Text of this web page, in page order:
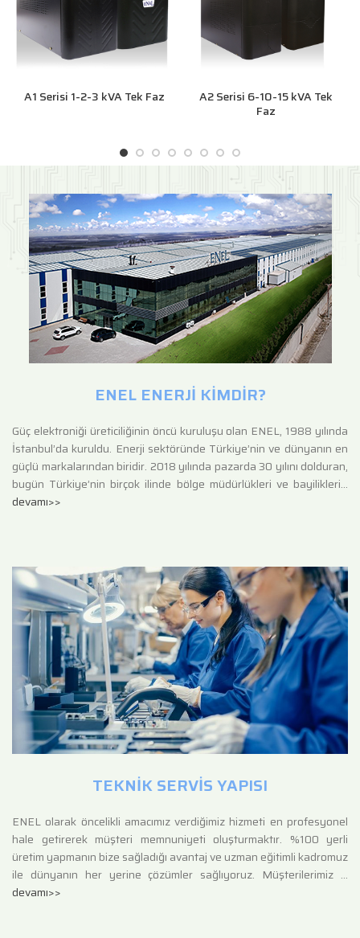
A1 Serisi 1-2-3 kVA Tek Faz
A2 Serisi 6-10-15 kVA Tek
Faz
ENEL ENERJİ KİMDİR?
Güç elektroniği üreticiliğinin öncü kuruluşu olan ENEL, 1988 yılında
İstanbul’da kuruldu. Enerji sektöründe Türkiye’nin ve dünyanın en
güçlü markalarından biridir. 2018 yılında pazarda 30 yılını dolduran,
bugün Türkiye’nin birçok ilinde bölge müdürlükleri ve bayilikleri…
devamı>>
TEKNİK SERVİS YAPISI
ENEL olarak öncelikli amacımız verdiğimiz hizmeti en profesyonel
hale getirerek müşteri memnuniyeti oluşturmaktır. %100 yerli
üretim yapmanın bize sağladığı avantaj ve uzman eğitimli kadromuz
ile dünyanın her yerine çözümler sağlıyoruz. Müşterilerimiz …
devamı>>